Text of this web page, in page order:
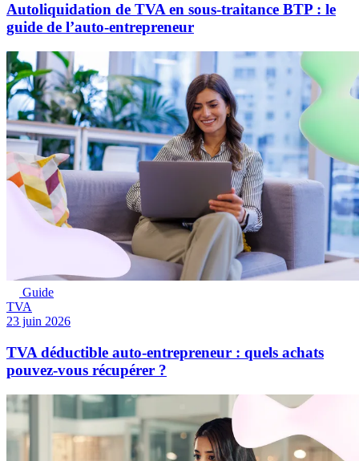
Autoliquidation de TVA en sous-traitance BTP : le
guide de l’auto-entrepreneur
Guide
TVA
23 juin 2026
TVA déductible auto-entrepreneur : quels achats
pouvez-vous récupérer ?